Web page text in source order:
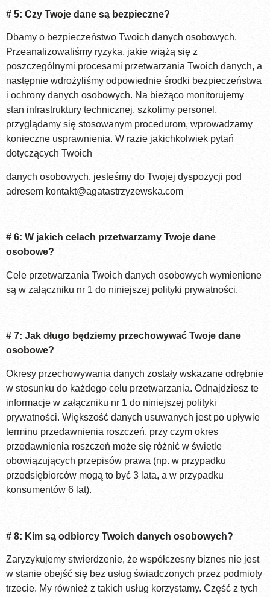
# 5: Czy Twoje dane są bezpieczne?
Dbamy o bezpieczeństwo Twoich danych osobowych.
Przeanalizowaliśmy ryzyka, jakie wiążą się z
poszczególnymi procesami przetwarzania Twoich danych, a
następnie wdrożyliśmy odpowiednie środki bezpieczeństwa
i ochrony danych osobowych. Na bieżąco monitorujemy
stan infrastruktury technicznej, szkolimy personel,
przyglądamy się stosowanym procedurom, wprowadzamy
konieczne usprawnienia. W razie jakichkolwiek pytań
dotyczących Twoich
danych osobowych, jesteśmy do Twojej dyspozycji pod
adresem kontakt@agatastrzyzewska.com
# 6: W jakich celach przetwarzamy Twoje dane
osobowe?
Cele przetwarzania Twoich danych osobowych wymienione
są w załączniku nr 1 do niniejszej polityki prywatności.
# 7: Jak długo będziemy przechowywać Twoje dane
osobowe?
Okresy przechowywania danych zostały wskazane odrębnie
w stosunku do każdego celu przetwarzania. Odnajdziesz te
informacje w załączniku nr 1 do niniejszej polityki
prywatności. Większość danych usuwanych jest po upływie
terminu przedawnienia roszczeń, przy czym okres
przedawnienia roszczeń może się różnić w świetle
obowiązujących przepisów prawa (np. w przypadku
przedsiębiorców mogą to być 3 lata, a w przypadku
konsumentów 6 lat).
# 8: Kim są odbiorcy Twoich danych osobowych?
Zaryzykujemy stwierdzenie, że współczesny biznes nie jest
w stanie obejść się bez usług świadczonych przez podmioty
trzecie. My również z takich usług korzystamy. Część z tych